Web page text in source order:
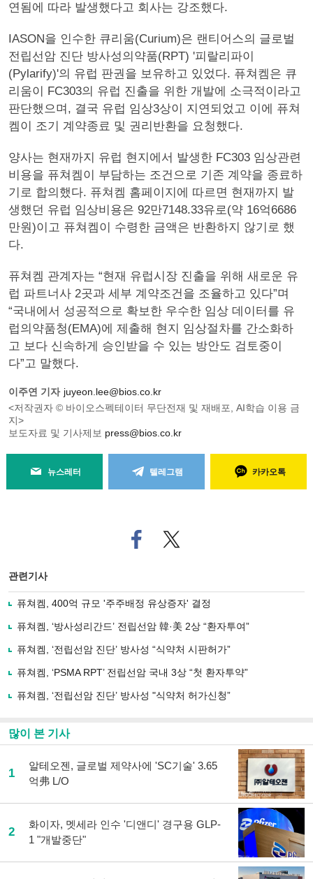
연됨에 따라 발생했다고 회사는 강조했다.
IASON을 인수한 큐리움(Curium)은 랜티어스의 글로벌
전립선암 진단 방사성의약품(RPT) '피랄리파이
(Pylarify)'의 유럽 판권을 보유하고 있었다. 퓨쳐켐은 큐
리움이 FC303의 유럽 진출을 위한 개발에 소극적이라고
판단했으며, 결국 유럽 임상3상이 지연되었고 이에 퓨쳐
켐이 조기 계약종료 및 권리반환을 요청했다.
양사는 현재까지 유럽 현지에서 발생한 FC303 임상관련
비용을 퓨쳐켐이 부담하는 조건으로 기존 계약을 종료하
기로 합의했다. 퓨쳐켐 홈페이지에 따르면 현재까지 발
생했던 유럽 임상비용은 92만7148.33유로(약 16억6686
만원)이고 퓨쳐켐이 수령한 금액은 반환하지 않기로 했
다.
퓨쳐켐 관계자는 “현재 유럽시장 진출을 위해 새로운 유
럽 파트너사 2곳과 세부 계약조건을 조율하고 있다”며
“국내에서 성공적으로 확보한 우수한 임상 데이터를 유
럽의약품청(EMA)에 제출해 현지 임상절차를 간소화하
고 보다 신속하게 승인받을 수 있는 방안도 검토중이
다”고 말했다.
이주연 기자 juyeon.lee@bios.co.kr
<저작권자 © 바이오스펙테이터 무단전재 및 재배포, AI학습 이용 금
지>
보도자료 및 기사제보 press@bios.co.kr
뉴스레터 텔레그램 카카오톡
페
이
로
기
사
유
기
트위
터로
관련기사
퓨쳐켐, 400억 규모 '주주배정 유상증자' 결정
퓨쳐켐, ‘방사성리간드’ 전립선암 韓·美 2상 “환자투여”
퓨쳐켐, ‘전립선암 진단’ 방사성 “식약처 시판허가”
퓨쳐켐, ‘PSMA RPT’ 전립선암 국내 3상 “첫 환자투약”
퓨쳐켐, ‘전립선암 진단’ 방사성 "식약처 허가신청”
많이 본 기사
1
알테오젠, 글로벌 제약사에 'SC기술' 3.65
억弗 L/O
2
화이자, 멧세라 인수 '디앤디' 경구용 GLP-
1 "개발중단"